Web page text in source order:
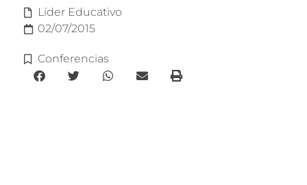
Líder Educativo
02/07/2015
Conferencias